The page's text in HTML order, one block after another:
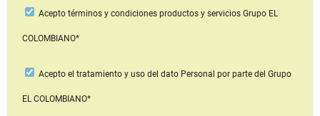
Aceptotérminos y condiciones productos y serviciosGrupo EL
COLOMBIANO*
Acepto el tratamiento y uso del dato Personal por parte del Grupo
EL COLOMBIANO*